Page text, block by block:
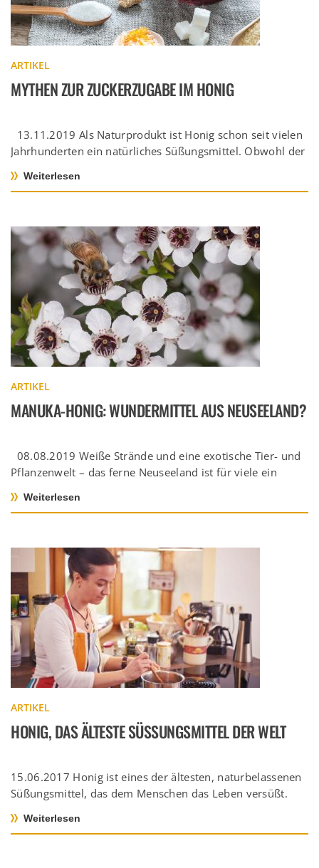
ARTIKEL
MYTHEN ZUR ZUCKERZUGABE IM HONIG
13.11.2019 Als Naturprodukt ist Honig schon seit vielen
Jahrhunderten ein natürliches Süßungsmittel. Obwohl der
Weiterlesen
ARTIKEL
MANUKA-HONIG: WUNDERMITTEL AUS NEUSEELAND?
08.08.2019 Weiße Strände und eine exotische Tier- und
Pflanzenwelt – das ferne Neuseeland ist für viele ein
Weiterlesen
ARTIKEL
HONIG, DAS ÄLTESTE SÜSSUNGSMITTEL DER WELT
15.06.2017 Honig ist eines der ältesten, naturbelassenen
Süßungsmittel, das dem Menschen das Leben versüßt.
Weiterlesen